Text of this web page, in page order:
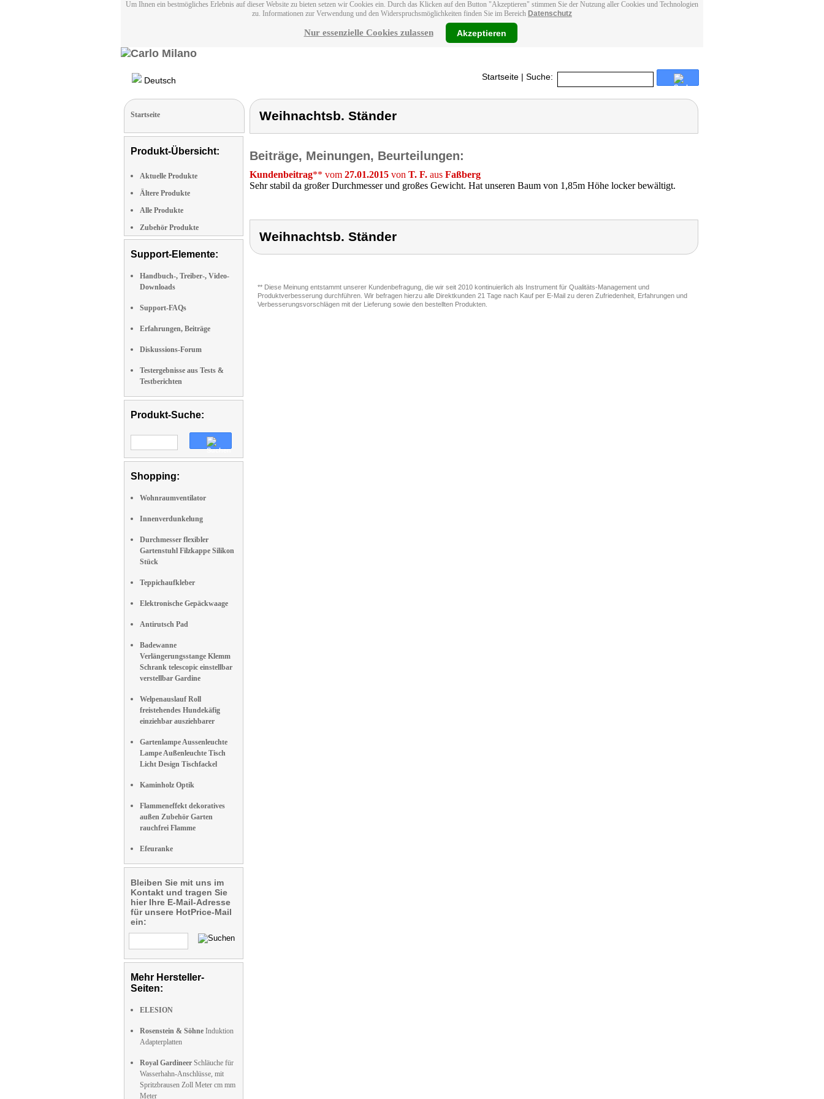
Um Ihnen ein bestmögliches Erlebnis auf dieser Website zu bieten setzen wir Cookies ein. Durch das Klicken auf den Button "Akzeptieren" stimmen Sie der Nutzung aller Cookies und Technologien
zu. Informationen zur Verwendung und den Widerspruchsmöglichkeiten finden Sie im Bereich Datenschutz
Nur essenzielle Cookies zulassen Akzeptieren
Deutsch Startseite | Suche:
Startseite
Produkt-Übersicht:
Aktuelle Produkte
Ältere Produkte
Alle Produkte
Zubehör Produkte
Support-Elemente:
Handbuch-, Treiber-, Video-
Downloads
Support-FAQs
Erfahrungen, Beiträge
Diskussions-Forum
Testergebnisse aus Tests &
Testberichten
Produkt-Suche:
Shopping:
Wohnraumventilator
Innenverdunkelung
Durchmesser flexibler
Gartenstuhl Filzkappe Silikon
Stück
Teppichaufkleber
Elektronische Gepäckwaage
Antirutsch Pad
Badewanne
Verlängerungsstange Klemm
Schrank telescopic einstellbar
verstellbar Gardine
Welpenauslauf Roll
freistehendes Hundekäfig
einziehbar ausziehbarer
Gartenlampe Aussenleuchte
Lampe Außenleuchte Tisch
Licht Design Tischfackel
Kaminholz Optik
Flammeneffekt dekoratives
außen Zubehör Garten
rauchfrei Flamme
Efeuranke
Bleiben Sie mit uns im
Kontakt und tragen Sie
hier Ihre E-Mail-Adresse
für unsere HotPrice-Mail
ein:
Mehr Hersteller-
Seiten:
ELESION
Rosenstein & Söhne Induktion
Adapterplatten
Royal Gardineer Schläuche für
Wasserhahn-Anschlüsse, mit
Spritzbrausen Zoll Meter cm mm
Meter
Weihnachtsb. Ständer
Beiträge, Meinungen, Beurteilungen:
Kundenbeitrag** vom 27.01.2015 von T. F. aus Faßberg
Sehr stabil da großer Durchmesser und großes Gewicht. Hat unseren Baum von 1,85m Höhe locker bewältigt.
Weihnachtsb. Ständer
** Diese Meinung entstammt unserer Kundenbefragung, die wir seit 2010 kontinuierlich als Instrument für Qualitäts-Management und
Produktverbesserung durchführen. Wir befragen hierzu alle Direktkunden 21 Tage nach Kauf per E-Mail zu deren Zufriedenheit, Erfahrungen und
Verbesserungsvorschlägen mit der Lieferung sowie den bestellten Produkten.